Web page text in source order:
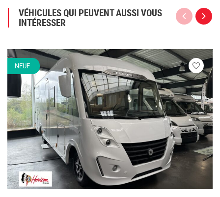
VÉHICULES QUI PEUVENT AUSSI VOUS
INTÉRESSER
NEUF
Veuillez
vous